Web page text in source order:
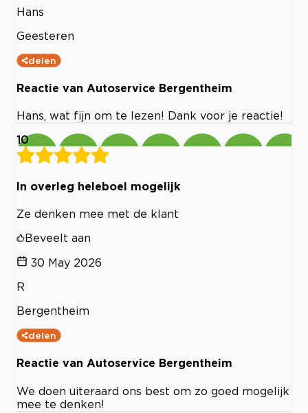
Hans
Geesteren
delen
Reactie van Autoservice Bergentheim
Hans, wat fijn om te lezen! Dank voor je reactie!
10
In overleg heleboel mogelijk
Ze denken mee met de klant
Beveelt aan
30 May 2026
R
Bergentheim
delen
Reactie van Autoservice Bergentheim
We doen uiteraard ons best om zo goed mogelijk
mee te denken!